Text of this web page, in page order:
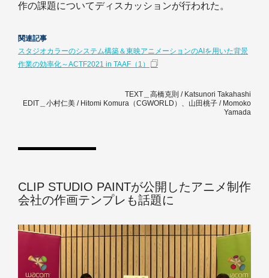
作の課題についてディスカッションが行われた。
関連記事
スタジオカラーのシステム構築＆東映アニメーションのAIを用いた背景
作業の効率化～ACTF2021 in TAAF（1）
TEXT＿高橋克則 / Katsunori Takahashi
EDIT＿小村仁美 / Hitomi Komura（CGWORLD）、山田桃子 / Momoko
Yamada
CLIP STUDIO PAINTが公開したアニメ制作
会社の作画テンプレも話題に